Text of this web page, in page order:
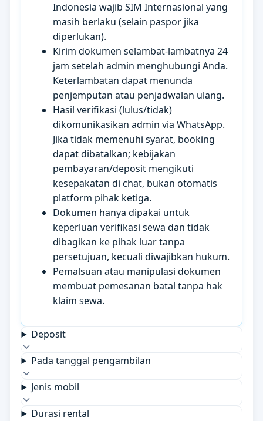
Indonesia wajib SIM Internasional yang
masih berlaku (selain paspor jika
diperlukan).
Kirim dokumen selambat-lambatnya 24
jam setelah admin menghubungi Anda.
Keterlambatan dapat menunda
penjemputan atau penjadwalan ulang.
Hasil verifikasi (lulus/tidak)
dikomunikasikan admin via WhatsApp.
Jika tidak memenuhi syarat, booking
dapat dibatalkan; kebijakan
pembayaran/deposit mengikuti
kesepakatan di chat, bukan otomatis
platform pihak ketiga.
Dokumen hanya dipakai untuk
keperluan verifikasi sewa dan tidak
dibagikan ke pihak luar tanpa
persetujuan, kecuali diwajibkan hukum.
Pemalsuan atau manipulasi dokumen
membuat pemesanan batal tanpa hak
klaim sewa.
Deposit
Pada tanggal pengambilan
Jenis mobil
Durasi rental